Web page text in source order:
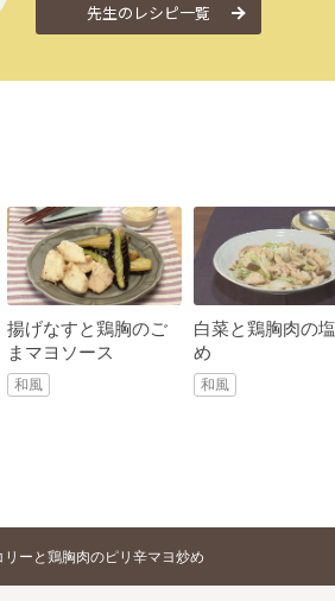
先生のレシピ一覧
揚げなすと鶏胸のご
まマヨソース
和風
白菜と鶏胸肉の
め
和風
リーと鶏胸肉のピリ辛マヨ炒め